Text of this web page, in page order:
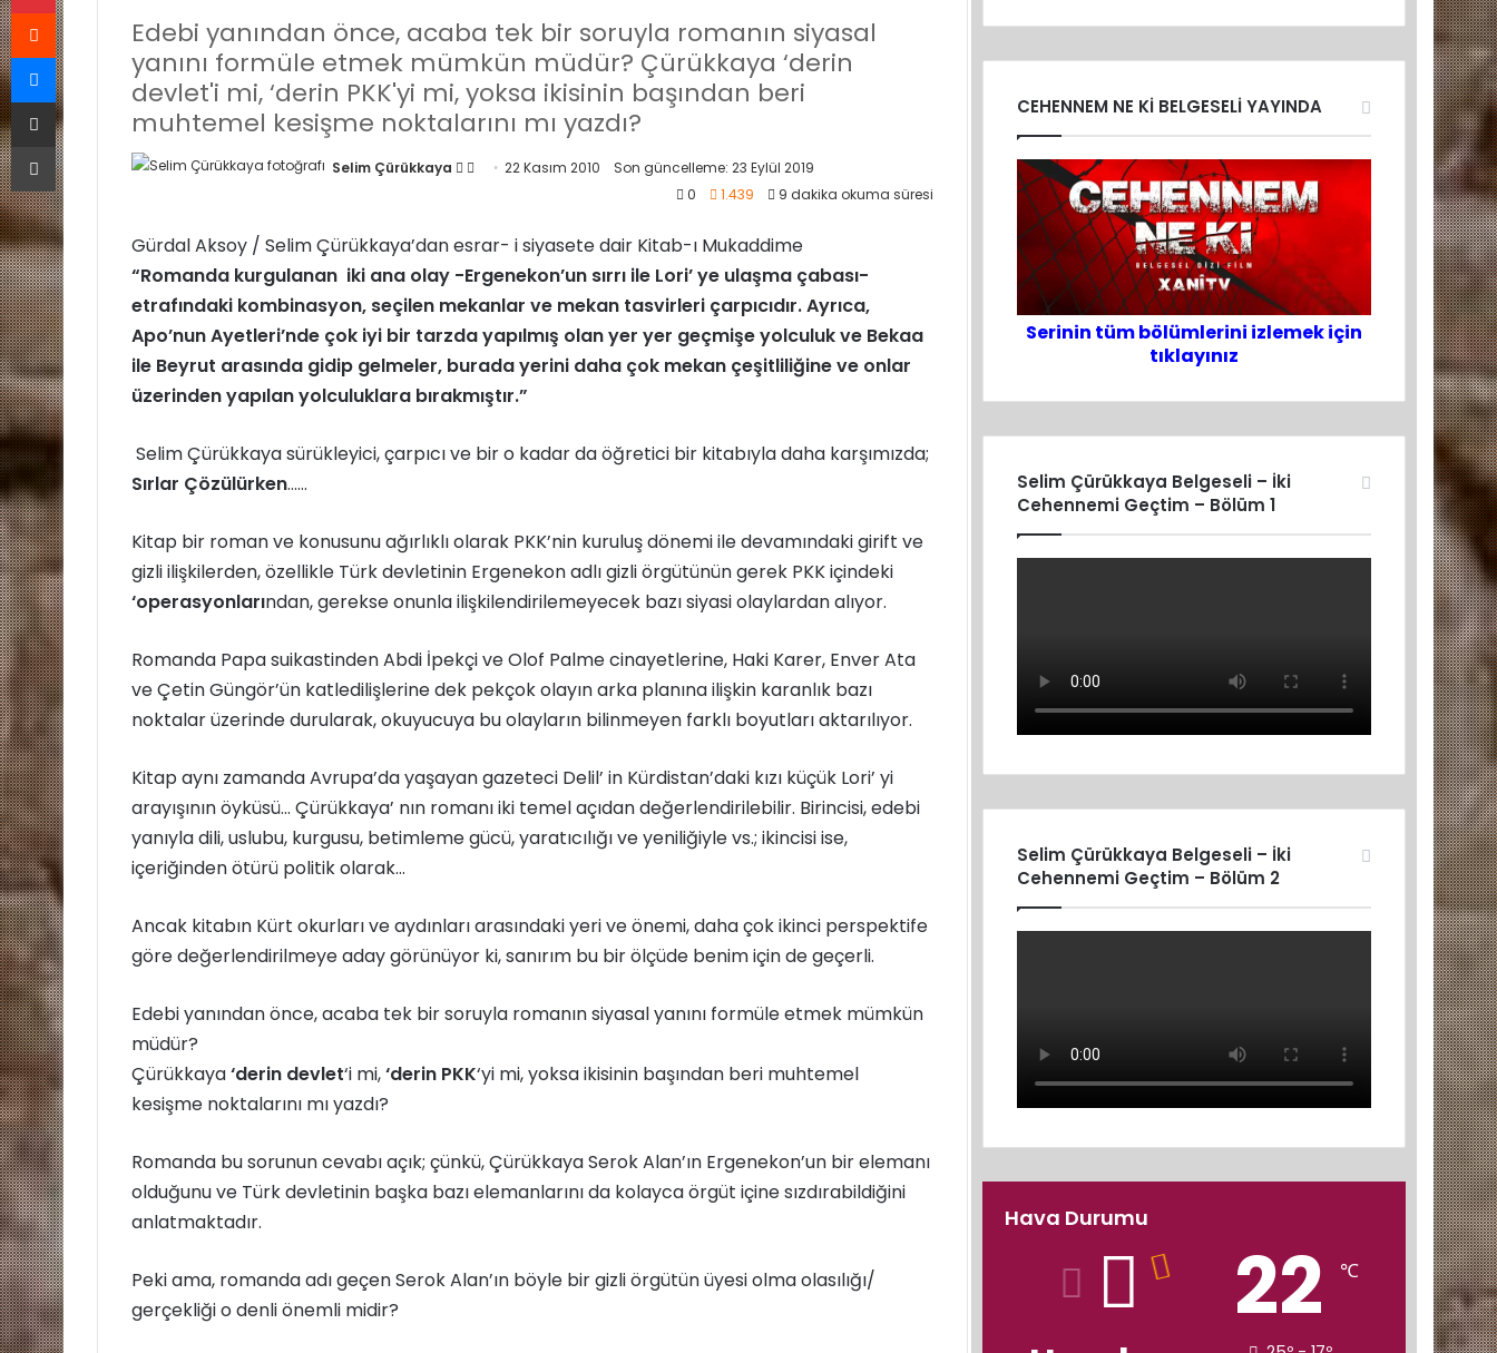
Edebi yanından önce, acaba tek bir soruyla romanın siyasal
yanını formüle etmek mümkün müdür? Çürükkaya ‘derin
devlet'i mi, ‘derin PKK'yi mi, yoksa ikisinin başından beri
muhtemel kesişme noktalarını mı yazdı?
Selim Çürükkaya
F
l
o
w
o
e
-
p
o
a
ö
e
r
m
k
22 Kasım 2010
Son güncelleme: 23 Eylül 2019
0
1.439 9 dakika okuma süresi
Gürdal Aksoy / Selim Çürükkaya’dan esrar- i siyasete dair Kitab-ı Mukaddime
“Romanda kurgulanan iki ana olay -Ergenekon’un sırrı ile Lori’ ye ulaşma çabası-
etrafındaki kombinasyon, seçilen mekanlar ve mekan tasvirleri çarpıcıdır. Ayrıca,
Apo’nun Ayetleri’nde çok iyi bir tarzda yapılmış olan yer yer geçmişe yolculuk ve Bekaa
ile Beyrut arasında gidip gelmeler, burada yerini daha çok mekan çeşitliliğine ve onlar
üzerinden yapılan yolculuklara bırakmıştır.”
Selim Çürükkaya sürükleyici, çarpıcı ve bir o kadar da öğretici bir kitabıyla daha karşımızda;
Sırlar Çözülürken……
Kitap bir roman ve konusunu ağırlıklı olarak PKK’nin kuruluş dönemi ile devamındaki girift ve
gizli ilişkilerden, özellikle Türk devletinin Ergenekon adlı gizli örgütünün gerek PKK içindeki
‘operasyonlarından, gerekse onunla ilişkilendirilemeyecek bazı siyasi olaylardan alıyor.
Romanda Papa suikastinden Abdi İpekçi ve Olof Palme cinayetlerine, Haki Karer, Enver Ata
ve Çetin Güngör’ün katledilişlerine dek pekçok olayın arka planına ilişkin karanlık bazı
noktalar üzerinde durularak, okuyucuya bu olayların bilinmeyen farklı boyutları aktarılıyor.
Kitap aynı zamanda Avrupa’da yaşayan gazeteci Delil’ in Kürdistan’daki kızı küçük Lori’ yi
arayışının öyküsü… Çürükkaya’ nın romanı iki temel açıdan değerlendirilebilir. Birincisi, edebi
yanıyla dili, uslubu, kurgusu, betimleme gücü, yaratıcılığı ve yeniliğiyle vs.; ikincisi ise,
içeriğinden ötürü politik olarak…
Ancak kitabın Kürt okurları ve aydınları arasındaki yeri ve önemi, daha çok ikinci perspektife
göre değerlendirilmeye aday görünüyor ki, sanırım bu bir ölçüde benim için de geçerli.
Edebi yanından önce, acaba tek bir soruyla romanın siyasal yanını formüle etmek mümkün
müdür?
Çürükkaya‘derin devlet‘i mi,‘derin PKK‘yi mi, yoksa ikisinin başından beri muhtemel
kesişme noktalarını mı yazdı?
Romanda bu sorunun cevabı açık; çünkü, Çürükkaya Serok Alan’ın Ergenekon’un bir elemanı
olduğunu ve Türk devletinin başka bazı elemanlarını da kolayca örgüt içine sızdırabildiğini
anlatmaktadır.
Peki ama, romanda adı geçen Serok Alan’ın böyle bir gizli örgütün üyesi olma olasılığı/
gerçekliği o denli önemli midir?
CEHENNEM NE Kİ BELGESELİ YAYINDA
Serinin tüm bölümlerini izlemek için
tıklayınız
Selim Çürükkaya Belgeseli – İki
Cehennemi Geçtim – Bölüm 1
Selim Çürükkaya Belgeseli – İki
Cehennemi Geçtim – Bölüm 2
Hava Durumu
22 ℃
Reddit
Messenger
E-Posta ile paylaş
Yazdır